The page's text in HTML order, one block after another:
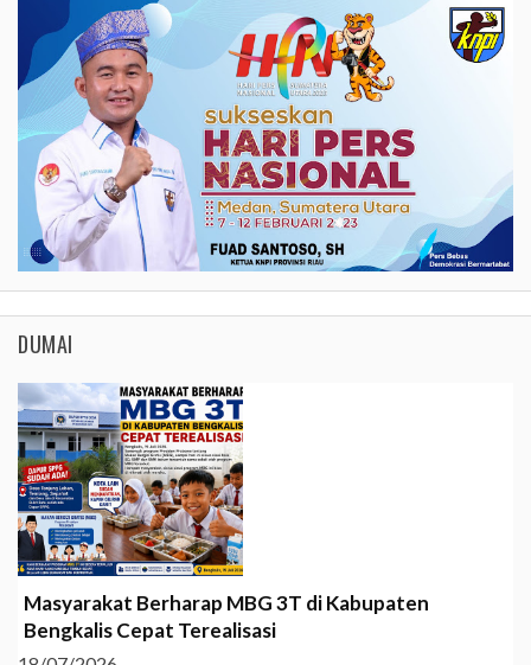
DUMAI
Masyarakat Berharap MBG 3T di Kabupaten
Bengkalis Cepat Terealisasi